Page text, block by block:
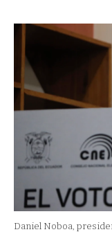
Daniel Noboa,